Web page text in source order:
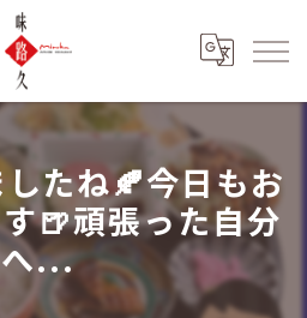
たね🍂今日もお
🍺頑張った自分
へ...